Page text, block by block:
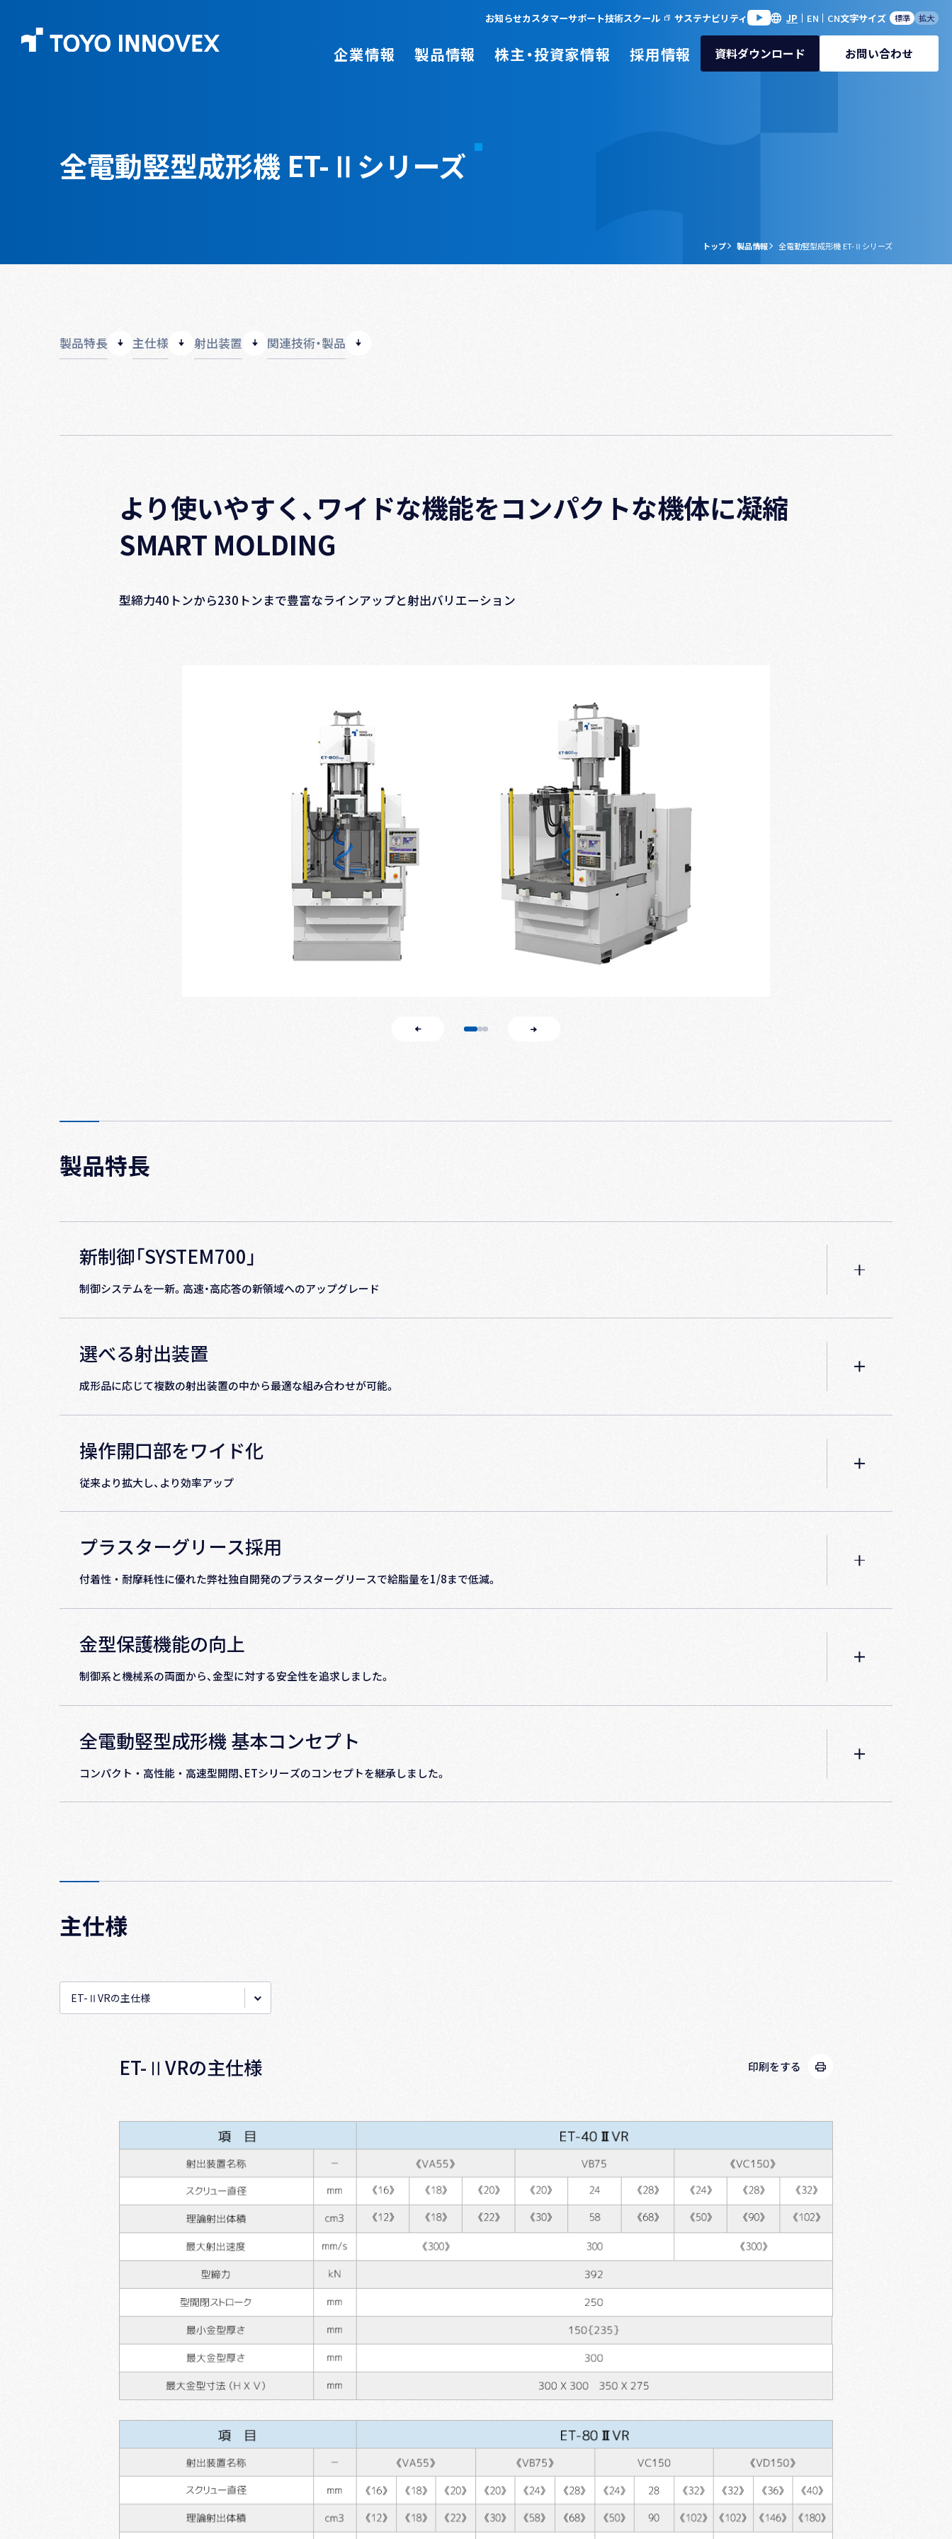
お知らせカスタマーサポート技術スクール サステナビリティ JP EN CN文字サイズ 標準 拡大
企業情報 製品情報 株主・投資家情報 採用情報 資料ダウンロード お問い合わせ
全電動竪型成形機 ET-Ⅱシリーズ
トップ 製品情報 全電動竪型成形機 ET-Ⅱシリーズ
製品特長 主仕様 射出装置 関連技術・製品
より使いやすく、ワイドな機能をコンパクトな機体に凝縮
SMART MOLDING
型締⼒40トンから230トンまで豊富なラインアップと射出バリエーション
製品特長
新制御「SYSTEM700」
制御システムを一新。高速・高応答の新領域へのアップグレード
選べる射出装置
成形品に応じて複数の射出装置の中から最適な組み合わせが可能。
操作開⼝部をワイド化
従来より拡⼤し、より効率アップ
プラスターグリース採⽤
付着性‧耐摩耗性に優れた弊社独⾃開発のプラスターグリースで給脂量を1/8まで低減。
⾦型保護機能の向上
制御系と機械系の両⾯から、⾦型に対する安全性を追求しました。
全電動竪型成形機 基本コンセプト
コンパクト‧⾼性能‧⾼速型開閉、ETシリーズのコンセプトを継承しました。
主仕様
ET-ⅡVRの主仕様 印刷をする